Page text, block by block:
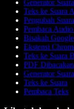
Generator
Teks ke Suara
Pengubah
Pembaca
Bisakah
Ekstensi
Teks ke Suara
PDF
Generator
Teks ke Suara
Pembaca Teks